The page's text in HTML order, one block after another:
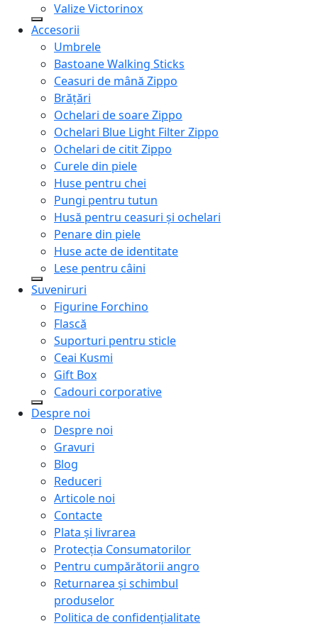
Valize Victorinox
Accesorii
Umbrele
Bastoane Walking Sticks
Ceasuri de mână Zippo
Brățări
Ochelari de soare Zippo
Ochelari Blue Light Filter Zippo
Ochelari de citit Zippo
Curele din piele
Huse pentru chei
Pungi pentru tutun
Husă pentru ceasuri și ochelari
Penare din piele
Huse acte de identitate
Lese pentru câini
Suveniruri
Figurine Forchino
Flască
Suporturi pentru sticle
Ceai Kusmi
Gift Box
Cadouri corporative
Despre noi
Despre noi
Gravuri
Blog
Reduceri
Articole noi
Contacte
Plata și livrarea
Protecţia Consumatorilor
Pentru cumpărătorii angro
Returnarea și schimbul
produselor
Politica de confidențialitate